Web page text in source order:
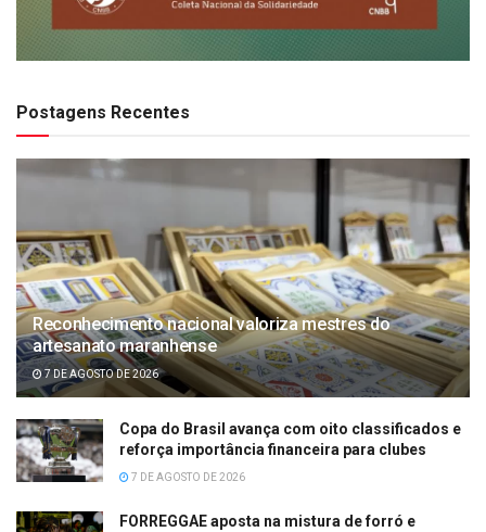
Postagens Recentes
Reconhecimento nacional valoriza mestres do
artesanato maranhense
7 DE AGOSTO DE 2026
Copa do Brasil avança com oito classificados e
reforça importância financeira para clubes
7 DE AGOSTO DE 2026
FORREGGAE aposta na mistura de forró e